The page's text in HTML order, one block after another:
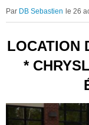
DB Sebastien le 26
LOCATION
*